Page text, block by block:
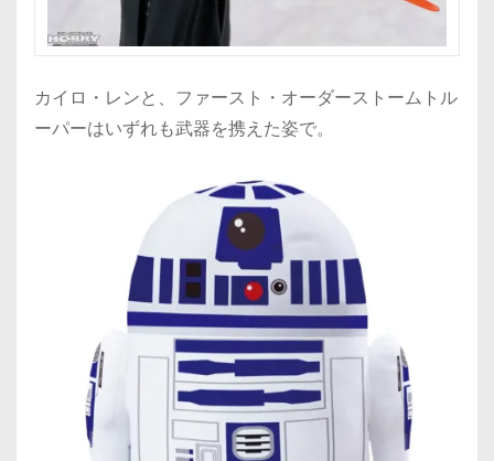
カイロ・レンと、ファースト・オーダーストームトル
ーパーはいずれも武器を携えた姿で。